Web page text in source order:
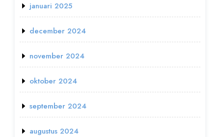
januari 2025
december 2024
november 2024
oktober 2024
september 2024
augustus 2024